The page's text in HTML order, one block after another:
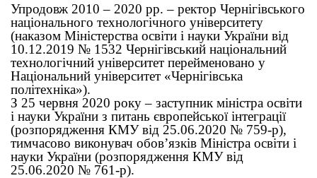
Упродовж 2010 – 2020 рр. – ректор Чернігівського
національного технологічного університету
(наказом Міністерства освіти і науки України від
10.12.2019 № 1532 Чернігівський національний
технологічний університет перейменовано у
Національний університет «Чернігівська
політехніка»).
З 25 червня 2020 року – заступник міністра освіти
і науки України з питань європейської інтеграції
(розпорядження КМУ від 25.06.2020 № 759-р),
тимчасово виконувач обов’язків Міністра освіти і
науки України (розпорядження КМУ від
25.06.2020 № 761-р).